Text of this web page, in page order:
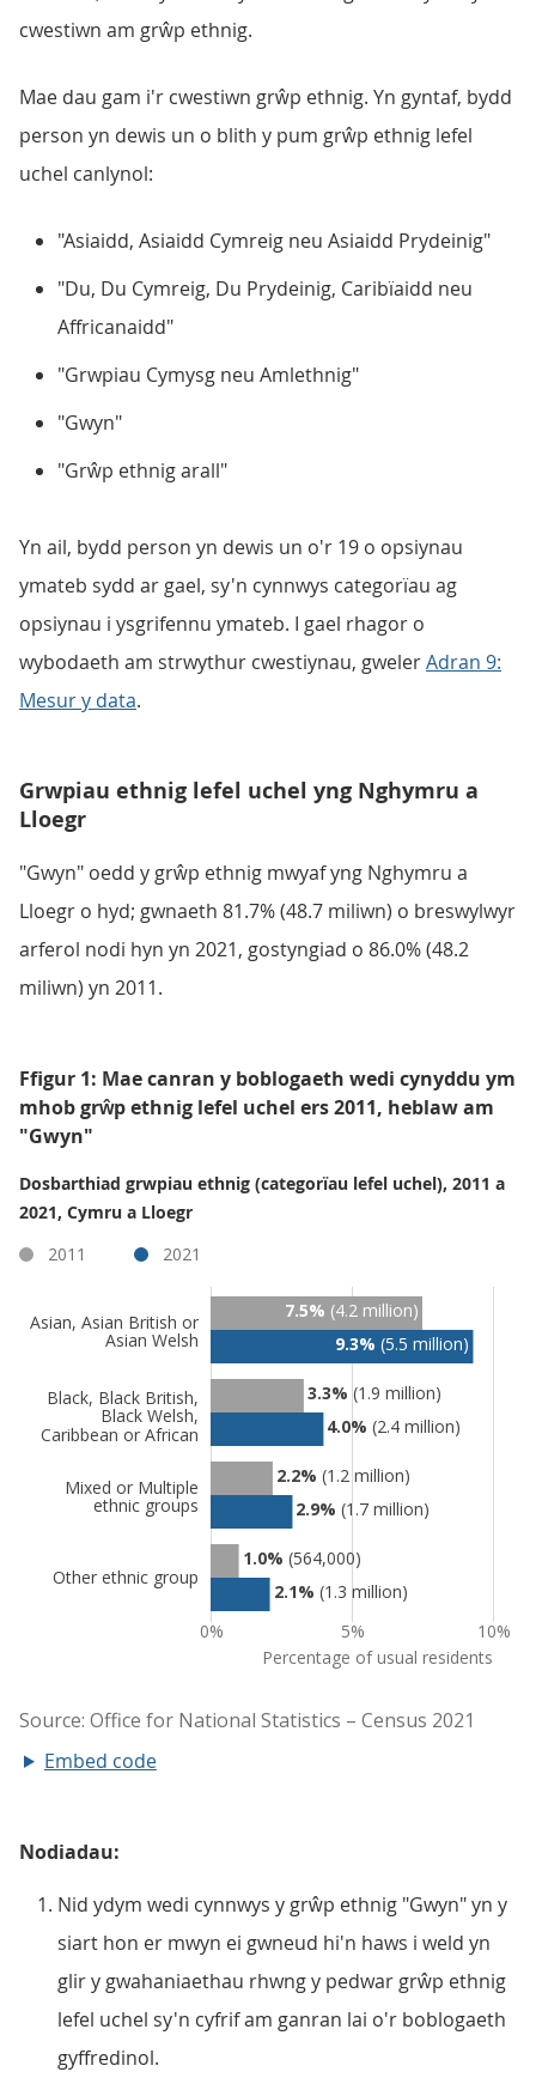
cwestiwn am grŵp ethnig.
Mae dau gam i'r cwestiwn grŵp ethnig. Yn gyntaf, bydd
person yn dewis un o blith y pum grŵp ethnig lefel
uchel canlynol:
"Asiaidd, Asiaidd Cymreig neu Asiaidd Prydeinig"
"Du, Du Cymreig, Du Prydeinig, Caribïaidd neu
Affricanaidd"
"Grwpiau Cymysg neu Amlethnig"
"Gwyn"
"Grŵp ethnig arall"
Yn ail, bydd person yn dewis un o'r 19 o opsiynau
ymateb sydd ar gael, sy'n cynnwys categorïau ag
opsiynau i ysgrifennu ymateb. I gael rhagor o
wybodaeth am strwythur cwestiynau, gwelerAdran 9:
Mesur y data.
Grwpiau ethnig lefel uchel yng Nghymru a
Lloegr
"Gwyn" oedd y grŵp ethnig mwyaf yng Nghymru a
Lloegr o hyd; gwnaeth 81.7% (48.7 miliwn) o breswylwyr
arferol nodi hyn yn 2021, gostyngiad o 86.0% (48.2
miliwn) yn 2011.
Ffigur 1: Mae canran y boblogaeth wedi cynyddu ym
mhob grŵp ethnig lefel uchel ers 2011, heblaw am
"Gwyn"
Dosbarthiad grwpiau ethnig (categorïau lefel uchel), 2011 a
2021, Cymru a Lloegr
Embed code
Nodiadau:
Nid ydym wedi cynnwys y grŵp ethnig "Gwyn" yn y
siart hon er mwyn ei gwneud hi'n haws i weld yn
glir y gwahaniaethau rhwng y pedwar grŵp ethnig
lefel uchel sy'n cyfrif am ganran lai o'r boblogaeth
gyffredinol.